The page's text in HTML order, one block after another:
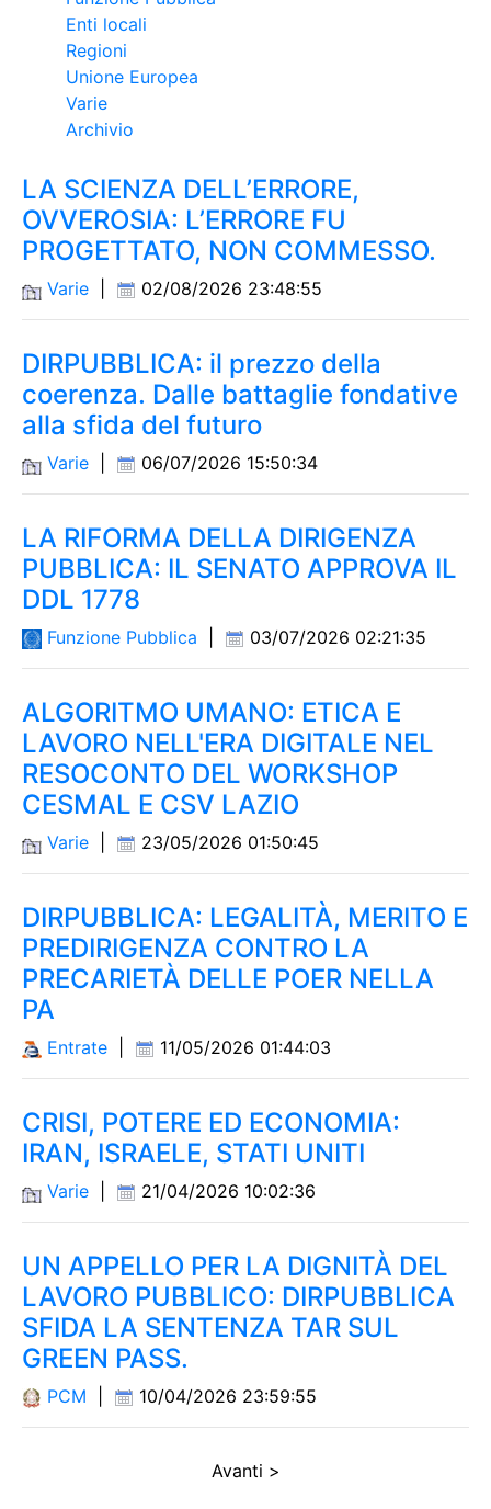
Enti locali
Regioni
Unione Europea
Varie
Archivio
LA SCIENZA DELL’ERRORE,
OVVEROSIA: L’ERRORE FU
PROGETTATO, NON COMMESSO.
Varie 02/08/2026 23:48:55
DIRPUBBLICA: il prezzo della
coerenza. Dalle battaglie fondative
alla sfida del futuro
Varie 06/07/2026 15:50:34
LA RIFORMA DELLA DIRIGENZA
PUBBLICA: IL SENATO APPROVA IL
DDL 1778
Funzione Pubblica 03/07/2026 02:21:35
ALGORITMO UMANO: ETICA E
LAVORO NELL'ERA DIGITALE NEL
RESOCONTO DEL WORKSHOP
CESMAL E CSV LAZIO
Varie 23/05/2026 01:50:45
DIRPUBBLICA: LEGALITÀ, MERITO E
PREDIRIGENZA CONTRO LA
PRECARIETÀ DELLE POER NELLA
PA
Entrate 11/05/2026 01:44:03
CRISI, POTERE ED ECONOMIA:
IRAN, ISRAELE, STATI UNITI
Varie 21/04/2026 10:02:36
UN APPELLO PER LA DIGNITÀ DEL
LAVORO PUBBLICO: DIRPUBBLICA
SFIDA LA SENTENZA TAR SUL
GREEN PASS.
PCM 10/04/2026 23:59:55
Avanti >